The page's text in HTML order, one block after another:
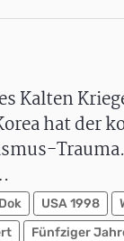
Kalten
hat der
Dok USA 1998
Fünfziger